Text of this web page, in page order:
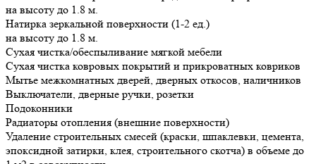
на высоту до 1.8 м.
Натирка зеркальной поверхности (1-2 ед.)
на высоту до 1.8 м.
Сухая чистка/обеспыливание мягкой мебели
Сухая чистка ковровых покрытий и прикроватных ковриков
Мытье межкомнатных дверей, дверных откосов, наличников
Выключатели, дверные ручки, розетки
Подоконники
Радиаторы отопления (внешние поверхности)
Удаление строительных смесей (краски, шпаклевки, цемента,
эпоксидной затирки, клея, строительного скотча) в объеме до